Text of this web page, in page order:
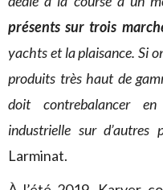
présents sur trois
yachts et la plaisance. Si
produits très haut de
doit contrebalancer
industrielle sur d’autres
Larminat.